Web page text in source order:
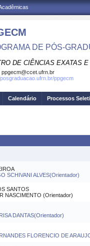
DE PÓS-
DE CIÊNCIAS EXATAS
ppgecm@ccet.ufrn.br
ppgecm
Calendário Processos
SCHIVANI ALVES(Orientador)
SANTOS
NASCIMENTO (Orientador)
DANTAS(Orientador)
FLORENCIO DE